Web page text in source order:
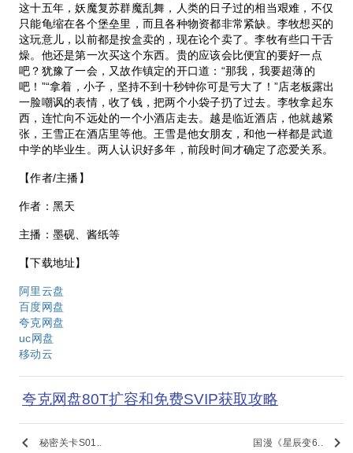
这十五年，妖魔复苏群魔乱舞，人类的日子过的相当艰难，不仅
只能龟缩在各个堡垒里，而且各种物资都非常紧缺。李牧想买的
这玩意儿，以前都是按盒卖的，现在论个卖了。李牧有些口干舌
燥。他还是第一次买这个东西。贵的应该会比便宜的要好一点
吧？犹豫了一会，又故作镇定的开口道：“那我，我要超薄的
吧！”“拿着，小子，坚持不到十秒钟你可是亏大了！”店老板露出
一脸嘲讽的表情，收了钱，把两个小袋子扔了过去。李牧拿起东
西，连忙向不远处的一个小酒店走去。越是临近酒店，他就越紧
张，王雪正在酒店里等他。王雪是他女朋友，和他一样都是武道
中学的毕业生。两人认识好多年，前段时间才确定了恋爱关系。
【作者/主播】
作者：黑天
主播：墨砚、酱纸等
【下载地址】
阿里云盘
百度网盘
夸克网盘
uc网盘
移动云
夸克网盘80T扩容和免费SVIP获取攻略
keyboard_arrow_left 秘密关卡S01.. 国漫《星辰变6.. keyboard_arrow_right